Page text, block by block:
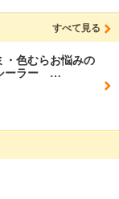
すべて見る
・色むらお悩みの
ーラー …